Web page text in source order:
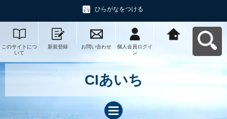
ひらがなをつける
このサイトにつ
いて
新規登録 お問い合わせ
個人会員ログイ
ン
CIあいち